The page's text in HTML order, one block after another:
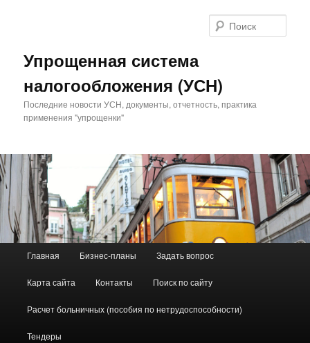
Упрощенная система
налогообложения (УСН)
Последние новости УСН, документы, отчетность, практика
применения "упрощенки"
Перейти к основному содержимому
Перейти к дополнительному содержимому
Главная Бизнес-планы Задать вопрос
Карта сайта Контакты Поиск по сайту
Расчет больничных (пособия по нетрудоспособности)
Тендеры